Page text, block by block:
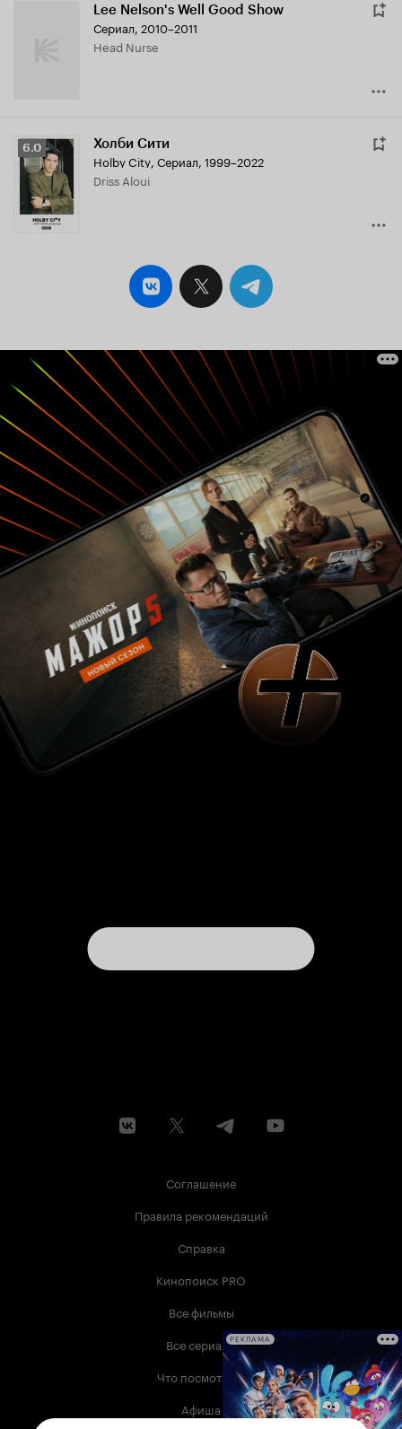
Lee Nelson's Well Good Show
Сериал, 2010–2011
Head Nurse
Рейтинг
Кинопоиска
6.0
6.0 Холби Сити
Holby City, Сериал, 1999–2022
Driss Aloui
Соглашение
Правила рекомендаций
Справка
Кинопоиск PRO
Все фильмы
Все сериалы
Что посмотреть
Афиша
РЕКЛАМА